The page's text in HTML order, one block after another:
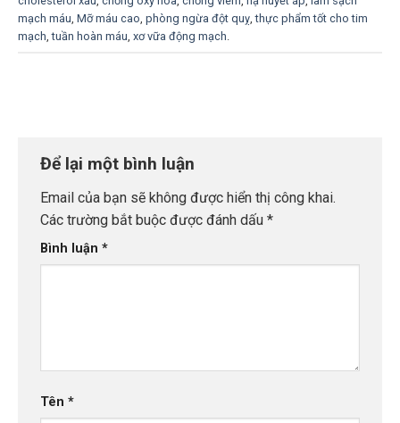
mạch máu Mỡ máu cao phòng ngừa đột quỵ ,thực phẩm tốt cho tim
mạch ,tuần hoàn máu xơ vữa động mạch
Để lại một bình luận
Email của bạn sẽ không được hiển thị công khai.
Các trường bắt buộc được đánh dấu *
Bình luận *
Tên *